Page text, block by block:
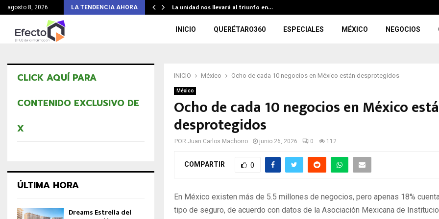
agosto 8, 2026 LA TENDENCIA AHORA
con servicio a la… La unidad nos llevará al triunfo en… 299
INICIO QUERÉTARO360 ESPECIALES MÉXICO NEGOCIOS
INICIO México Ocho de cada 10 negocios en México están desprotegidos
México
Ocho de cada 10 negocios en México
desprotegidos
POR Juan Carlos Machorro junio 26, 2026 0 112
COMPARTIR 0
En México existen más de 5.5 millones de negocios, pero apenas 18%
tipo de seguro, de acuerdo con datos de la Asociación Mexicana de
CLICK AQUÍ PARA
CONTENIDO EXCLUSIVO DE
X
ÚLTIMA HORA
Dreams Estrella del